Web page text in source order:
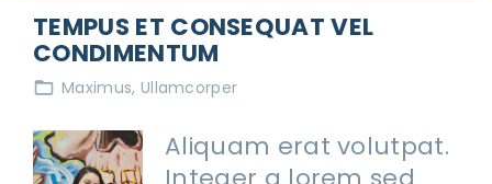
TEMPUS ET CONSEQUAT VEL
CONDIMENTUM
Maximus Ullamcorper
Aliquam erat volutpat.